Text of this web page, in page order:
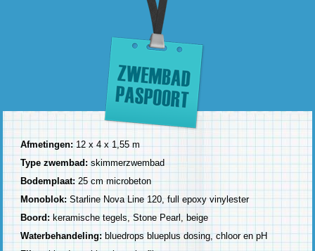
Afmetingen:12 x 4 x 1,55 m
Type zwembad:skimmerzwembad
Bodemplaat: 25 cm microbeton
Monoblok:Starline Nova Line 120, full epoxy vinylester
Boord:keramische tegels, Stone Pearl, beige
Waterbehandeling: bluedrops blueplus dosing, chloor en pH